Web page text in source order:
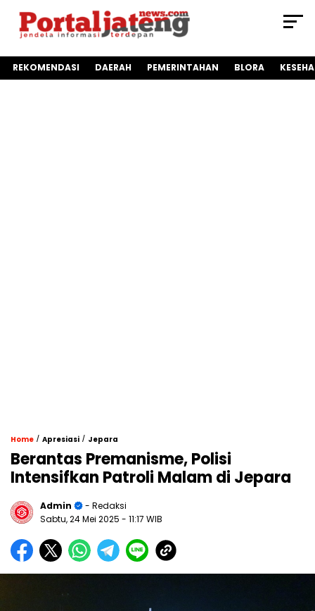
REKOMENDASI DAERAH PEMERINTAHAN BLORA
Home / Apresiasi / Jepara
Berantas Premanisme, Polisi
Intensifkan Patroli Malam di Jepara
Admin
- Redaksi
Sabtu, 24 Mei 2025 - 11:17 WIB